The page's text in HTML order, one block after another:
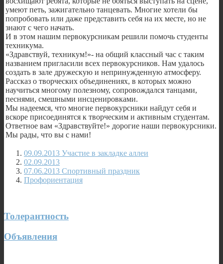
умеют петь, зажигательно танцевать. Многие хотели бы
попробовать или даже представить себя на их месте, но не
знают с чего начать.
И в этом нашим первокурсникам решили помочь студенты
техникума.
«Здравствуй, техникум!»- на общий классный час с таким
названием пригласили всех первокурсников. Нам удалось
создать в зале дружескую и непринужденную атмосферу.
Рассказ о творческих объединениях, в которых можно
научиться многому полезному, сопровождался танцами,
песнями, смешными инсценировками.
Мы надеемся, что многие первокурсники найдут себя и
вскоре присоединятся к творческим и активным студентам.
Ответное вам «Здравствуйте!» дорогие наши первокурсники.
Мы рады, что вы с нами!
09.09.2013 Участие в закладке аллеи
02.09.2013
07.06.2013 Спортивный праздник
Профориентация
Толерантность
Объявления